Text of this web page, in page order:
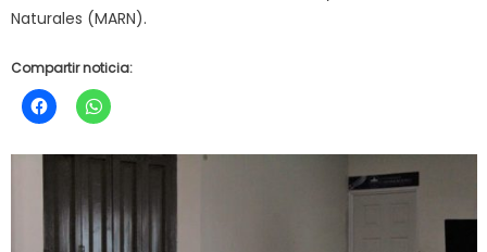
Naturales (MARN).
Compartir noticia: